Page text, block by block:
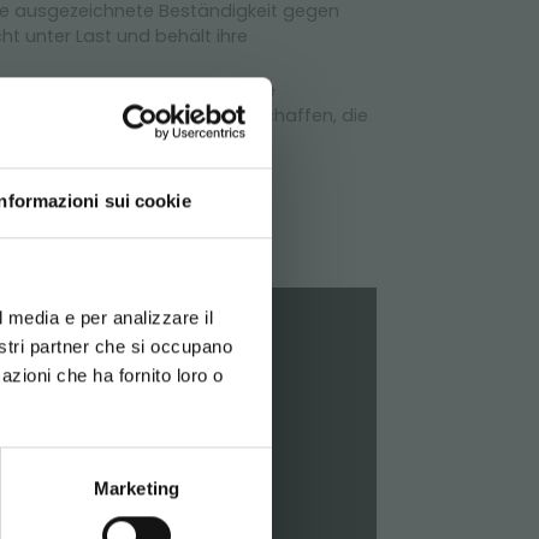
sui cookie
e per analizzare il
partner che si occupano
che ha fornito loro o
Marketing
ausgezeichnete Beständigkeit gegen
unter Last und behält ihre
und verbessert die
Präsentation zu schaffen, die
so zu einem nachhaltigeren
die Option
sich,